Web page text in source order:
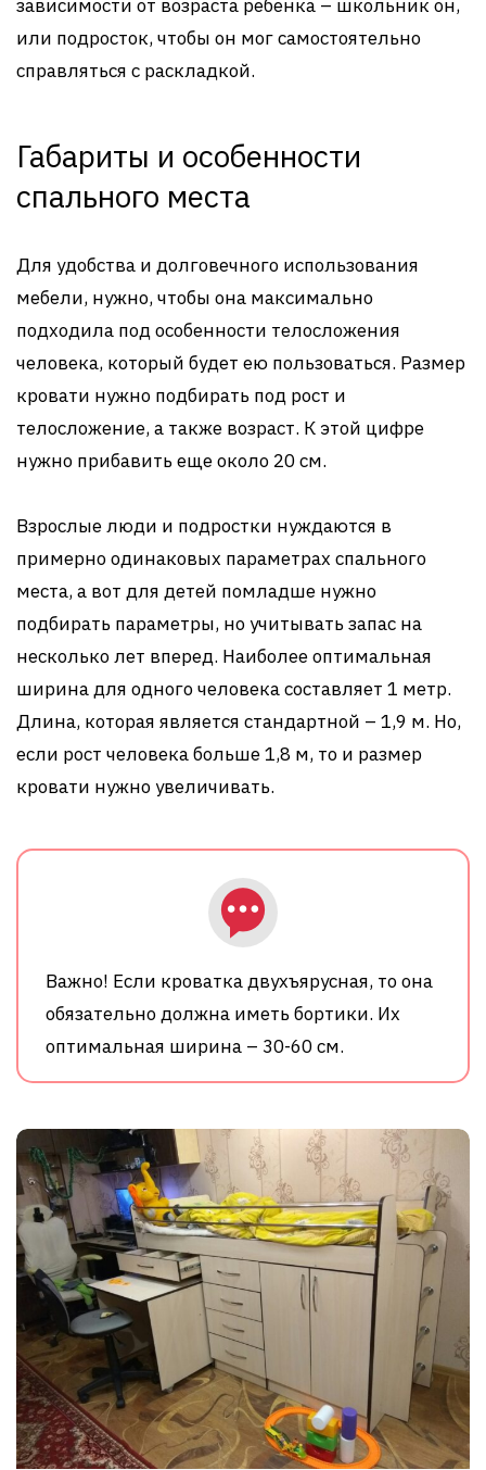
зависимости от возраста ребенка – школьник он,
или подросток, чтобы он мог самостоятельно
справляться с раскладкой.
Габариты и особенности
спального места
Для удобства и долговечного использования
мебели, нужно, чтобы она максимально
подходила под особенности телосложения
человека, который будет ею пользоваться. Размер
кровати нужно подбирать под рост и
телосложение, а также возраст. К этой цифре
нужно прибавить еще около 20 см.
Взрослые люди и подростки нуждаются в
примерно одинаковых параметрах спального
места, а вот для детей помладше нужно
подбирать параметры, но учитывать запас на
несколько лет вперед. Наиболее оптимальная
ширина для одного человека составляет 1 метр.
Длина, которая является стандартной – 1,9 м. Но,
если рост человека больше 1,8 м, то и размер
кровати нужно увеличивать.
Важно! Если кроватка двухъярусная, то она
обязательно должна иметь бортики. Их
оптимальная ширина – 30-60 см.